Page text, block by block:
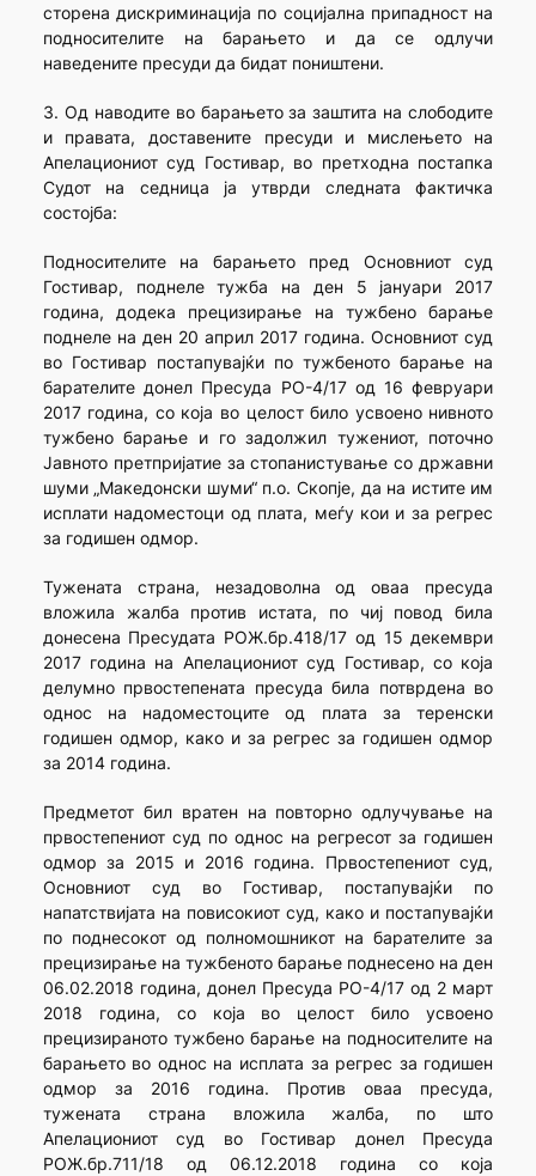
сторена дискриминација по социјална припадност на
подносителите на барањето и да се одлучи
наведените пресуди да бидат поништени.
3. Од наводите во барањето за заштита на слободите
и правата, доставените пресуди и мислењето на
Апелациониот суд Гостивар, во претходна постапка
Судот на седница ја утврди следната фактичка
состојба:
Подносителите на барањето пред Основниот суд
Гостивар, поднеле тужба на ден 5 јануари 2017
година, додека прецизирање на тужбено барање
поднеле на ден 20 април 2017 година. Основниот суд
во Гостивар постапувајќи по тужбеното барање на
барателите донел Пресуда РО-4/17 од 16 февруари
2017 година, со која во целост било усвоено нивното
тужбено барање и го задолжил тужениот, поточно
Јавното претпријатие за стопанистување со државни
шуми „Македонски шуми“ п.о. Скопје, да на истите им
исплати надоместоци од плата, меѓу кои и за регрес
за годишен одмор.
Тужената страна, незадоволна од оваа пресуда
вложила жалба против истата, по чиј повод била
донесена Пресудата РОЖ.бр.418/17 од 15 декември
2017 година на Апелациониот суд Гостивар, со која
делумно првостепената пресуда била потврдена во
однос на надоме­стоците од плата за теренски
годишен одмор, како и за регрес за годишен одмор
за 2014 година.
Предметот бил вратен на повторно одлучување на
првостепениот суд по однос на регресот за годишен
одмор за 2015 и 2016 година. Првостепениот суд,
Основниот суд во Гостивар, постапувајќи по
напатствијата на повисокиот суд, како и постапу­вајќи
по поднесокот од полномошникот на барателите за
прецизи­рање на тужбеното барање поднесено на ден
06.02.2018 година, донел Пресуда РО-4/17 од 2 март
2018 година, со која во целост било усвоено
прецизираното тужбено барање на подно­сителите на
барањето во однос на исплата за регрес за годишен
одмор за 2016 година. Против оваа пресуда,
тужената страна вложила жалба, по што
Апелациониот суд во Гостивар донел Пресуда
РОЖ.бр.711/18 од 06.12.2018 година со која